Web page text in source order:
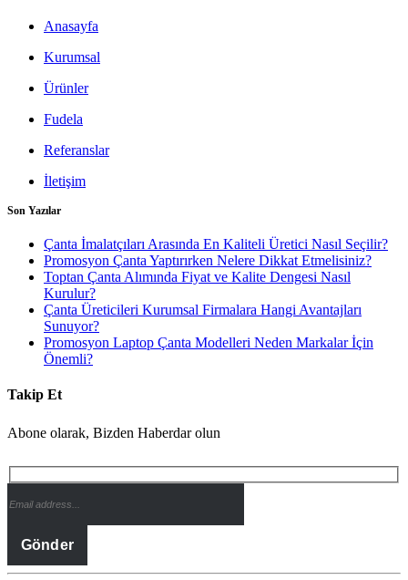
Anasayfa
Kurumsal
Ürünler
Fudela
Referanslar
İletişim
Son Yazılar
Çanta İmalatçıları Arasında En Kaliteli Üretici Nasıl Seçilir?
Promosyon Çanta Yaptırırken Nelere Dikkat Etmelisiniz?
Toptan Çanta Alımında Fiyat ve Kalite Dengesi Nasıl
Kurulur?
Çanta Üreticileri Kurumsal Firmalara Hangi Avantajları
Sunuyor?
Promosyon Laptop Çanta Modelleri Neden Markalar İçin
Önemli?
Takip Et
Abone olarak, Bizden Haberdar olun